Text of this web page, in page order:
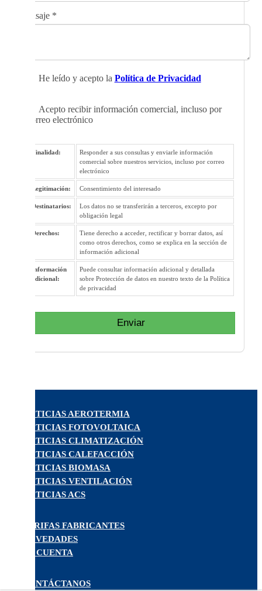
Mensaje *
He leído y acepto la Política de Privacidad
Acepto recibir información comercial, incluso por
correo electrónico
Finalidad:
Responder a sus consultas y enviarle información
comercial sobre nuestros servicios, incluso por correo
electrónico
Legitimación: Consentimiento del interesado
Destinatarios:
Los datos no se transferirán a terceros, excepto por
obligación legal
Derechos:
Tiene derecho a acceder, rectificar y borrar datos, así
como otros derechos, como se explica en la sección de
información adicional
Información
adicional:
Puede consultar información adicional y detallada
sobre Protección de datos en nuestro texto de la Política
de privacidad
Enviar
NOTICIAS AEROTERMIA
NOTICIAS FOTOVOLTAICA
NOTICIAS CLIMATIZACIÓN
NOTICIAS CALEFACCIÓN
NOTICIAS BIOMASA
NOTICIAS VENTILACIÓN
NOTICIAS ACS
TARIFAS FABRICANTES
NOVEDADES
MI CUENTA
CONTÁCTANOS